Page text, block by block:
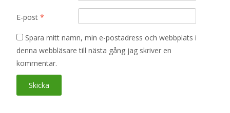
E-post *
Spara mitt namn, min e-postadress och webbplats i
denna webbläsare till nästa gång jag skriver en
kommentar.